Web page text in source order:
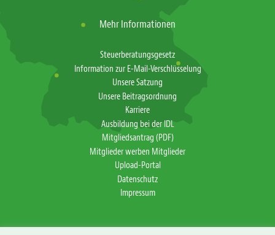
Mehr Informationen
Steuerberatungsgesetz
Information zur E-Mail-Verschlüsselung
Unsere Satzung
Unsere Beitragsordnung
Karriere
Ausbildung bei der IDL
Mitgliedsantrag (PDF)
Mitglieder werben Mitglieder
Upload-Portal
Datenschutz
Impressum